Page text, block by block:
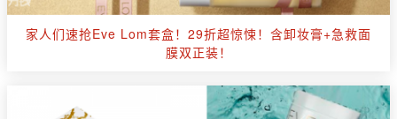
家人们速抢Eve Lom套盒！29折超惊悚！含卸妆膏+急救面
膜双正装！